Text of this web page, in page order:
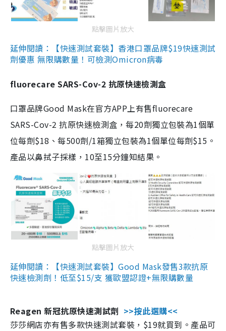
點擊圖片放大
延伸閱讀：【快速測試套裝】香港口罩品牌$19快速測試
劑優惠 無限購數量！可檢測Omicron病毒
fluorecare SARS-Cov-2 抗原快速檢測盒
口罩品牌Good Mask在官方APP上有售fluorecare
SARS-Cov-2 抗原快速檢測盒，每20劑獨立包裝為1個單
位每劑$18、每500劑/1箱獨立包裝為1個單位每劑$15。
產品以鼻拭子採樣，10至15分鐘知結果。
點擊圖片放大
延伸閱讀：【快速測試套裝】Good Mask發售3款抗原
快速檢測劑！低至$15/支 獲歐盟認證+無限購數量
Reagen 新冠抗原快速測試劑 >>按此選購<<
莎莎網店亦有售多款快速測試套裝，$19就買到。產品可